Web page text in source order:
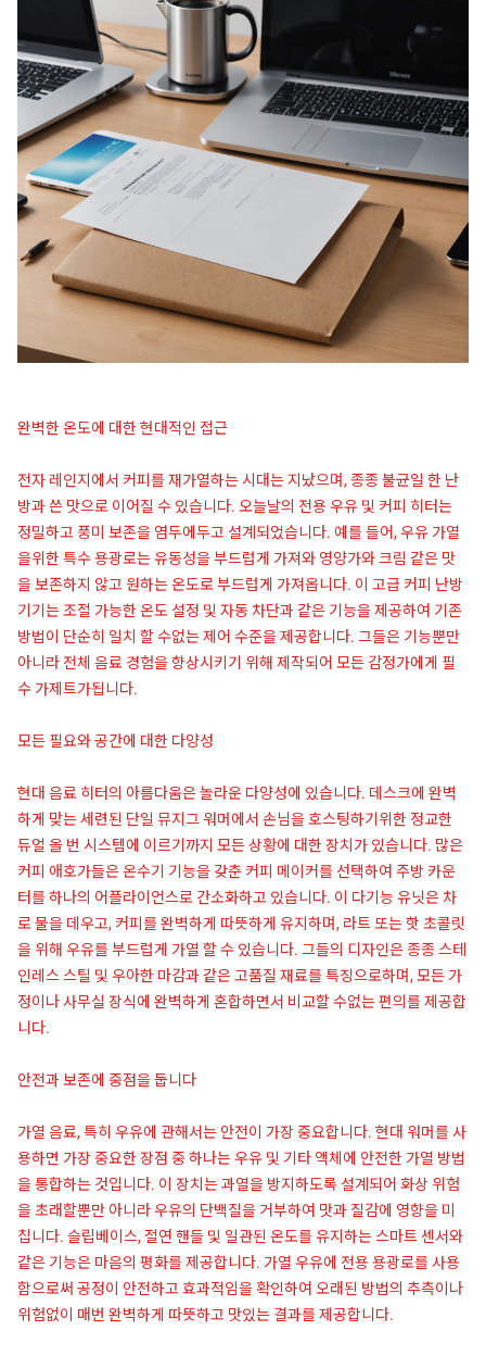
완벽한 온도에 대한 현대적인 접근
전자 레인지에서 커피를 재가열하는 시대는 지났으며, 종종 불균일 한 난
방과 쓴 맛으로 이어질 수 있습니다. 오늘날의 전용 우유 및 커피 히터는
정밀하고 풍미 보존을 염두에두고 설계되었습니다. 예를 들어, 우유 가열
을위한 특수 용광로는 유동성을 부드럽게 가져와 영양가와 크림 같은 맛
을 보존하지 않고 원하는 온도로 부드럽게 가져옵니다. 이 고급 커피 난방
기기는 조절 가능한 온도 설정 및 자동 차단과 같은 기능을 제공하여 기존
방법이 단순히 일치 할 수없는 제어 수준을 제공합니다. 그들은 기능뿐만
아니라 전체 음료 경험을 향상시키기 위해 제작되어 모든 감정가에게 필
수 가제트가됩니다.
모든 필요와 공간에 대한 다양성
현대 음료 히터의 아름다움은 놀라운 다양성에 있습니다. 데스크에 완벽
하게 맞는 세련된 단일 뮤지그 워머에서 손님을 호스팅하기위한 정교한
듀얼 올 번 시스템에 이르기까지 모든 상황에 대한 장치가 있습니다. 많은
커피 애호가들은 온수기 기능을 갖춘 커피 메이커를 선택하여 주방 카운
터를 하나의 어플라이언스로 간소화하고 있습니다. 이 다기능 유닛은 차
로 물을 데우고, 커피를 완벽하게 따뜻하게 유지하며, 라트 또는 핫 초콜릿
을 위해 우유를 부드럽게 가열 할 수 있습니다. 그들의 디자인은 종종 스테
인레스 스틸 및 우아한 마감과 같은 고품질 재료를 특징으로하며, 모든 가
정이나 사무실 장식에 완벽하게 혼합하면서 비교할 수없는 편의를 제공합
니다.
안전과 보존에 중점을 둡니다
가열 음료, 특히 우유에 관해서는 안전이 가장 중요합니다. 현대 워머를 사
용하면 가장 중요한 장점 중 하나는 우유 및 기타 액체에 안전한 가열 방법
을 통합하는 것입니다. 이 장치는 과열을 방지하도록 설계되어 화상 위험
을 초래할뿐만 아니라 우유의 단백질을 거부하여 맛과 질감에 영향을 미
칩니다. 슬립베이스, 절연 핸들 및 일관된 온도를 유지하는 스마트 센서와
같은 기능은 마음의 평화를 제공합니다. 가열 우유에 전용 용광로를 사용
함으로써 공정이 안전하고 효과적임을 확인하여 오래된 방법의 추측이나
위험없이 매번 완벽하게 따뜻하고 맛있는 결과를 제공합니다.